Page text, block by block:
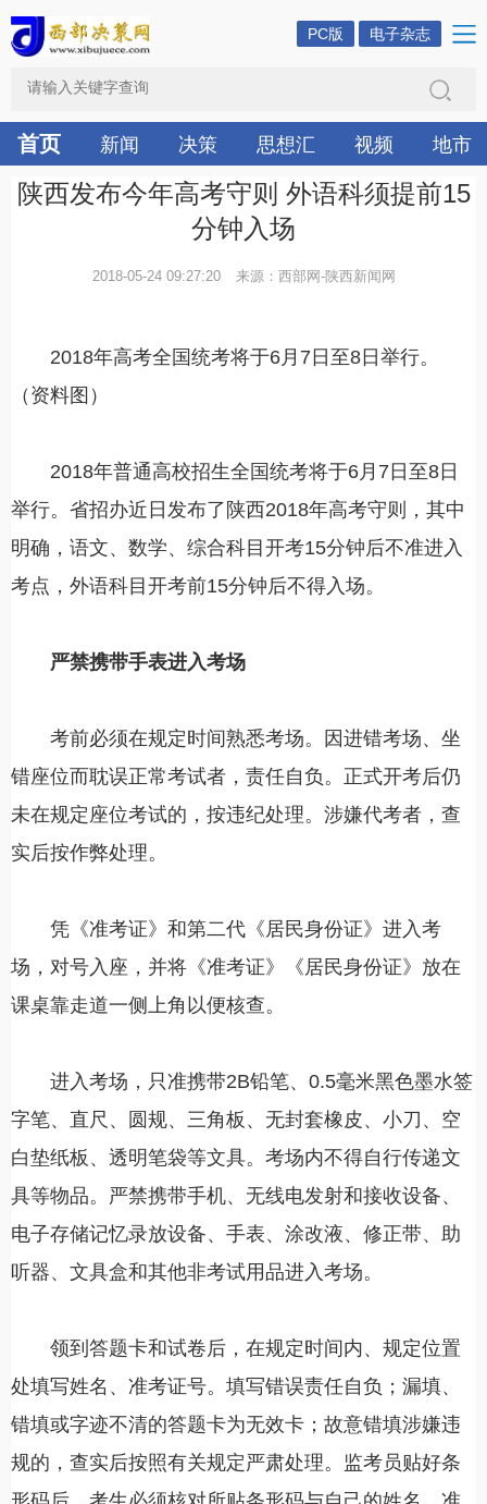
PC版 电子杂志
首页 新闻 决策 思想汇 视频 地市
陕西发布今年高考守则 外语科须提前15
分钟入场
2018-05-24 09:27:20 来源：西部网-陕西新闻网
2018年高考全国统考将于6月7日至8日举行。
（资料图）
2018年普通高校招生全国统考将于6月7日至8日
举行。省招办近日发布了陕西2018年高考守则，其中
明确，语文、数学、综合科目开考15分钟后不准进入
考点，外语科目开考前15分钟后不得入场。
严禁携带手表进入考场
考前必须在规定时间熟悉考场。因进错考场、坐
错座位而耽误正常考试者，责任自负。正式开考后仍
未在规定座位考试的，按违纪处理。涉嫌代考者，查
实后按作弊处理。
凭《准考证》和第二代《居民身份证》进入考
场，对号入座，并将《准考证》《居民身份证》放在
课桌靠走道一侧上角以便核查。
进入考场，只准携带2B铅笔、0.5毫米黑色墨水签
字笔、直尺、圆规、三角板、无封套橡皮、小刀、空
白垫纸板、透明笔袋等文具。考场内不得自行传递文
具等物品。严禁携带手机、无线电发射和接收设备、
电子存储记忆录放设备、手表、涂改液、修正带、助
听器、文具盒和其他非考试用品进入考场。
领到答题卡和试卷后，在规定时间内、规定位置
处填写姓名、准考证号。填写错误责任自负；漏填、
错填或字迹不清的答题卡为无效卡；故意错填涉嫌违
规的，查实后按照有关规定严肃处理。监考员贴好条